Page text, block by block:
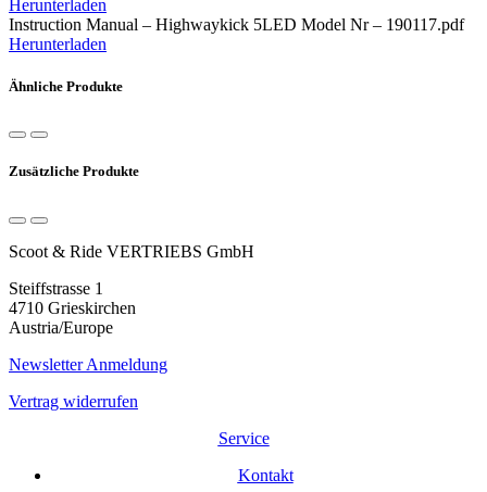
Herunterladen
Instruction Manual – Highwaykick 5LED Model Nr – 190117.pdf
Herunterladen
Ähnliche Produkte
Zusätzliche Produkte
Scoot & Ride VERTRIEBS GmbH
Steiffstrasse 1
4710 Grieskirchen
Austria/Europe
Newsletter Anmeldung
Vertrag widerrufen
Service
Kontakt